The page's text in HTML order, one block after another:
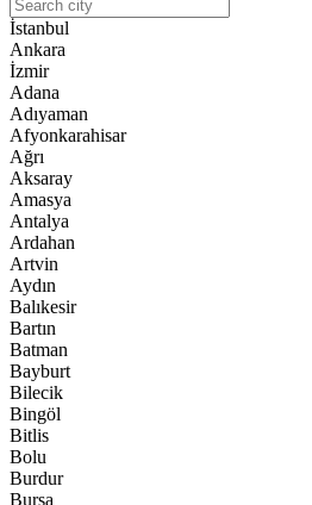
İstanbul
Ankara
İzmir
Adana
Adıyaman
Afyonkarahisar
Ağrı
Aksaray
Amasya
Antalya
Ardahan
Artvin
Aydın
Balıkesir
Bartın
Batman
Bayburt
Bilecik
Bingöl
Bitlis
Bolu
Burdur
Bursa